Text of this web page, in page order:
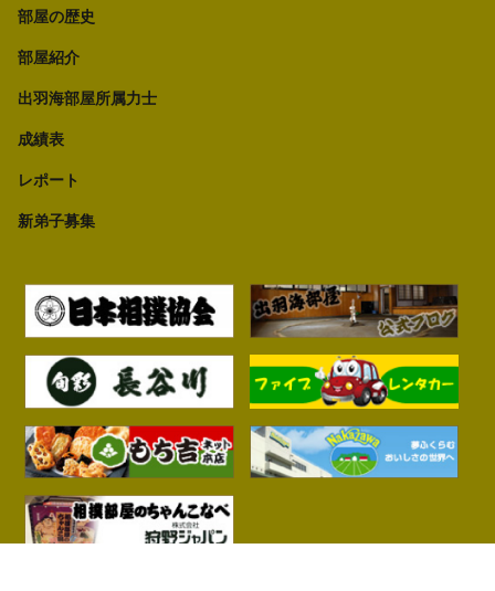
部屋の歴史
部屋紹介
出羽海部屋所属力士
成績表
レポート
新弟子募集